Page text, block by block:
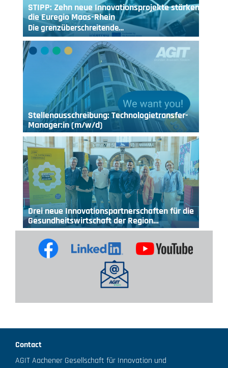
STIPP: Zehn neue Innovationsprojekte stärken
die Euregio Maas-Rhein
Die grenzüberschreitende…
Stellenausschreibung: Technologietransfer-
Manager:in (m/w/d)
Drei neue Innovationspartnerschaften für die
Gesundheitswirtschaft der Region…
Contact
AGIT Aachener Gesellschaft für Innovation und